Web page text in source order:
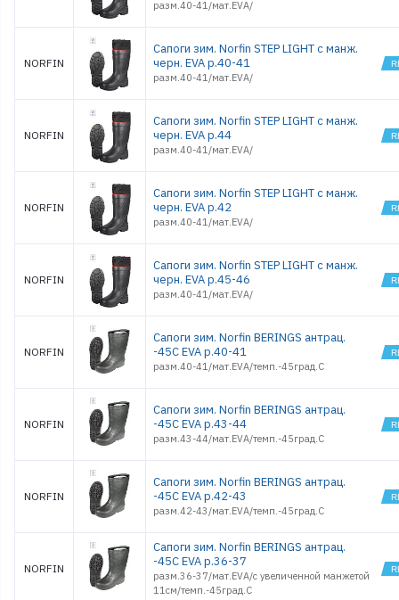
разм.40-41/мат.EVA/
NORFIN
Сапоги зим. Norfin STEP LIGHT с манж.
черн. EVA р.40-41
разм.40-41/мат.EVA/
NORFIN
Сапоги зим. Norfin STEP LIGHT с манж.
черн. EVA р.44
разм.40-41/мат.EVA/
NORFIN
Сапоги зим. Norfin STEP LIGHT с манж.
черн. EVA р.42
разм.40-41/мат.EVA/
NORFIN
Сапоги зим. Norfin STEP LIGHT с манж.
черн. EVA р.45-46
разм.40-41/мат.EVA/
NORFIN
Сапоги зим. Norfin BERINGS антрац.
-45С EVA р.40-41
разм.40-41/мат.EVA/темп.-45град.С
NORFIN
Сапоги зим. Norfin BERINGS антрац.
-45С EVA р.43-44
разм.43-44/мат.EVA/темп.-45град.С
NORFIN
Сапоги зим. Norfin BERINGS антрац.
-45С EVA р.42-43
разм.42-43/мат.EVA/темп.-45град.С
NORFIN
Сапоги зим. Norfin BERINGS антрац.
-45С EVA р.36-37
разм.36-37/мат.EVA/с увеличенной манжетой
11см/темп.-45град.С